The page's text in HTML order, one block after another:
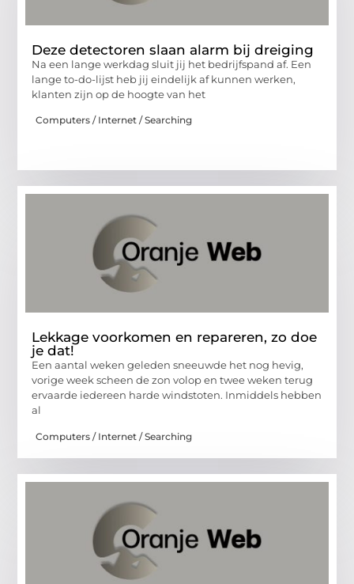
Deze detectoren slaan alarm bij dreiging
Na een lange werkdag sluit jij het bedrijfspand af. Een
lange to-do-lijst heb jij eindelijk af kunnen werken,
klanten zijn op de hoogte van het
Computers / Internet / Searching
Lekkage voorkomen en repareren, zo doe
je dat!
Een aantal weken geleden sneeuwde het nog hevig,
vorige week scheen de zon volop en twee weken terug
ervaarde iedereen harde windstoten. Inmiddels hebben
al
Computers / Internet / Searching